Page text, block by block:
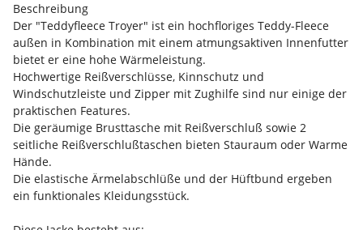
Beschreibung
Der "Teddyfleece Troyer" ist ein hochfloriges Teddy-Fleece
außen in Kombination mit einem atmungsaktiven Innenfutter
bietet er eine hohe Wärmeleistung.
Hochwertige Reißverschlüsse, Kinnschutz und
Windschutzleiste und Zipper mit Zughilfe sind nur einige der
praktischen Features.
Die geräumige Brusttasche mit Reißverschluß sowie 2
seitliche Reißverschlußtaschen bieten Stauraum oder Warme
Hände.
Die elastische Ärmelabschlüße und der Hüftbund ergeben
ein funktionales Kleidungsstück.